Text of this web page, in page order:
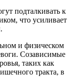
подталкивать к
что усиливает
и физическом
Созависимые
таких как
тракта, в